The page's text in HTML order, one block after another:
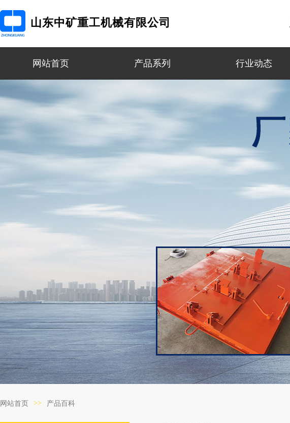
山东中矿重工机械有限公司
网站首页 产品系列 行业动态
网站首页 >> 产品百科